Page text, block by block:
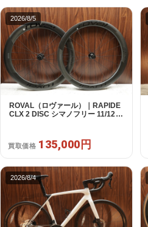
2026/8/5
ROVAL（ロヴァール）｜RAPIDE
CLX 2 DISC シマノフリー 11/12s
買取価格 135,000円
2026/8/4